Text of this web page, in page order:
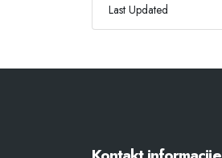
Last Updated